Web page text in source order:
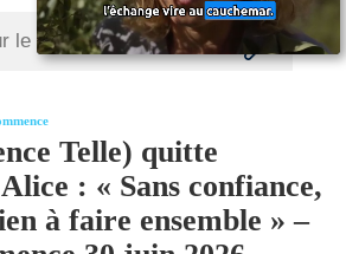
Telle) quitte
: « Sans confiance,
à faire ensemble » –